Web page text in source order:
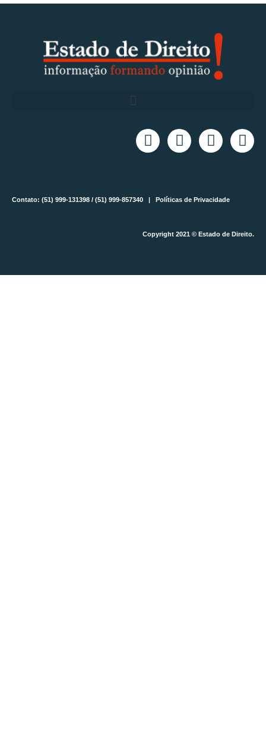
Contato: (51) 999-131398 / (51) 999-857340 | Políticas de Privacidade
Copyright 2021 © Estado de Direito.